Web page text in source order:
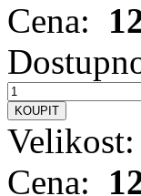
Cena:
Velikost:
Cena: